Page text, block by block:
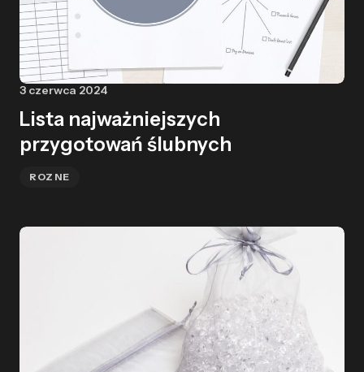
3 czerwca 2024
Lista najważniejszych
przygotowań ślubnych
ROZNE